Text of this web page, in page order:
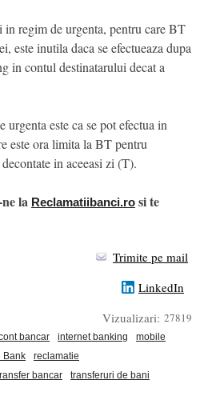
regim de urgenta, pentru care BT
este inutila daca se efectueaza dupa
in contul destinatarului decat a
este ca se pot efectua in
este ora limita la BT pentru
in aceeasi zi (T).
la Reclamatiibanci.ro si te
Trimite pe mail
LinkedIn
Vizualizari: 27819
bancar internet banking
mobile
Bank
reclamatie
bancar transferuri de bani